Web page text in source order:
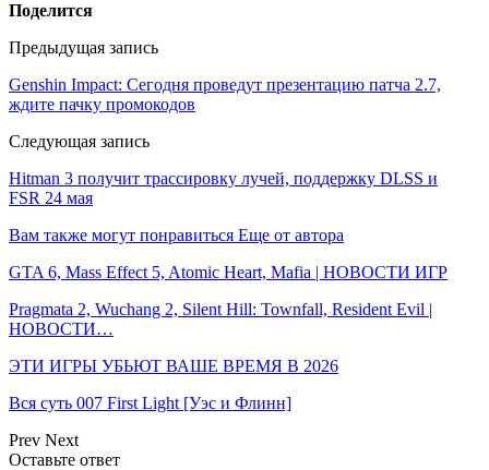
Поделится
Предыдущая запись
Genshin Impact: Сегодня проведут презентацию патча 2.7,
ждите пачку промокодов
Следующая запись
Hitman 3 получит трассировку лучей, поддержку DLSS и
FSR 24 мая
Вам также могут понравиться Еще от автора
GTA 6, Mass Effect 5, Atomic Heart, Mafia | НОВОСТИ ИГР
Pragmata 2, Wuchang 2, Silent Hill: Townfall, Resident Evil |
НОВОСТИ…
ЭТИ ИГРЫ УБЬЮТ ВАШЕ ВРЕМЯ В 2026
Вся суть 007 First Light [Уэс и Флинн]
Prev Next
Оставьте ответ